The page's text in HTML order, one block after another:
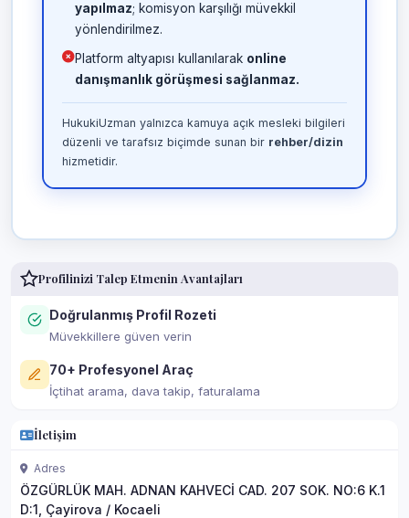
yapılmaz; komisyon karşılığı müvekkil
yönlendirilmez.
Platform altyapısı kullanılarak online
danışmanlık görüşmesi sağlanmaz.
HukukiUzman yalnızca kamuya açık mesleki bilgileri
düzenli ve tarafsız biçimde sunan bir rehber/dizin
hizmetidir.
Profilinizi Talep Etmenin Avantajları
Doğrulanmış Profil Rozeti
Müvekkillere güven verin
70+ Profesyonel Araç
İçtihat arama, dava takip, faturalama
İletişim
Adres
ÖZGÜRLÜK MAH. ADNAN KAHVECİ CAD. 207 SOK. NO:6 K.1
D:1, Çayirova / Kocaeli